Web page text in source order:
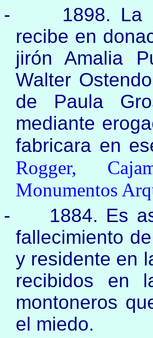
-
1898. La
recibe en
jirón Amalia
Walter
de Paula
mediante
fabricara en
Rogger,
Monumentos
-
1884. Es
fallecimiento
y residente en
recibidos en
montoneros
el miedo.